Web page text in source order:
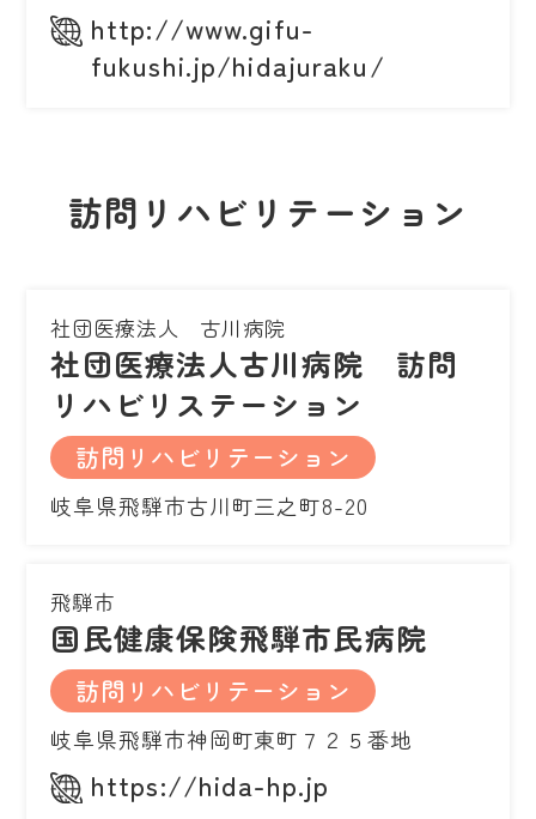
http://www.gifu-
fukushi.jp/hidajuraku/
訪問リハビリテーション
社団医療法人 古川病院
社団医療法人古川病院 訪問
リハビリステーション
訪問リハビリテーション
岐阜県飛騨市古川町三之町8-20
飛騨市
国民健康保険飛騨市民病院
訪問リハビリテーション
岐阜県飛騨市神岡町東町７２５番地
https://hida-hp.jp